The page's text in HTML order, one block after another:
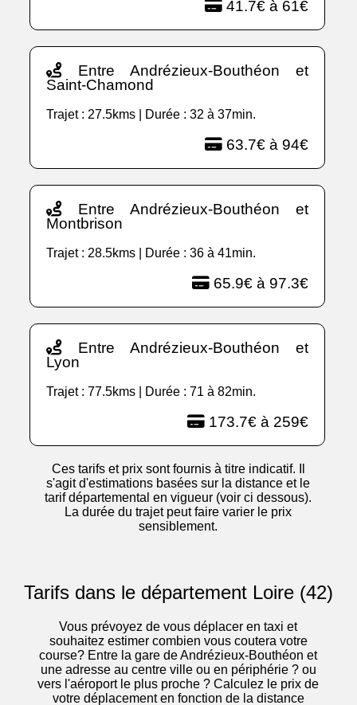
41.7€ à 61€
Entre Andrézieux-Bouthéon et
Saint-Chamond
Trajet : 27.5kms | Durée : 32 à 37min.
63.7€ à 94€
Entre Andrézieux-Bouthéon et
Montbrison
Trajet : 28.5kms | Durée : 36 à 41min.
65.9€ à 97.3€
Entre Andrézieux-Bouthéon et
Lyon
Trajet : 77.5kms | Durée : 71 à 82min.
173.7€ à 259€
Ces tarifs et prix sont fournis à titre indicatif. Il
s'agit d'estimations basées sur la distance et le
tarif départemental en vigueur (voir ci dessous).
La durée du trajet peut faire varier le prix
sensiblement.
Tarifs dans le département Loire (42)
Vous prévoyez de vous déplacer en taxi et
souhaitez estimer combien vous coutera votre
course? Entre la gare de Andrézieux-Bouthéon et
une adresse au centre ville ou en périphérie ? ou
vers l'aéroport le plus proche ? Calculez le prix de
votre déplacement en fonction de la distance